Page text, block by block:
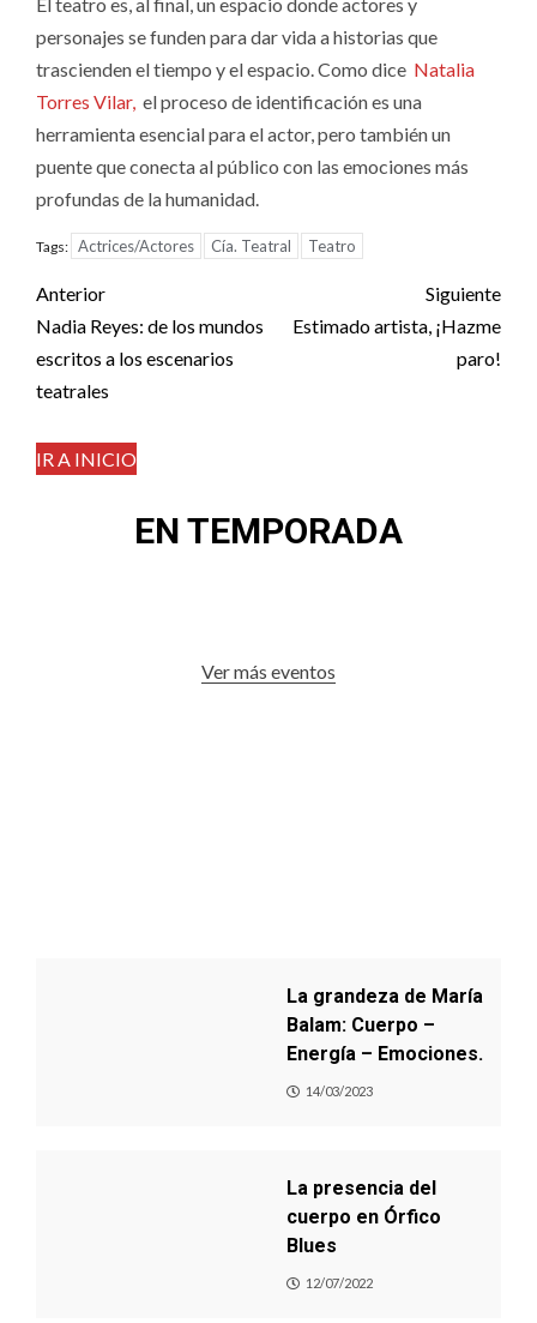
personajes se funden para dar vida a historias que
trascienden el tiempo y el espacio. Como dice Natalia
Torres Vilar, el proceso de identificación es una
herramienta esencial para el actor, pero también un
puente que conecta al público con las emociones más
profundas de la humanidad.
Tags: Actrices/Actores Cía. Teatral Teatro
Post
navigation
Anterior
Nadia Reyes: de los mundos
escritos a los escenarios
teatrales
Siguiente
Estimado artista, ¡Hazme
paro!
IR A INICIO
EN TEMPORADA
Ver más eventos
La grandeza de María
Balam: Cuerpo –
Energía – Emociones.
14/03/2023
La presencia del
cuerpo en Órfico
Blues
12/07/2022